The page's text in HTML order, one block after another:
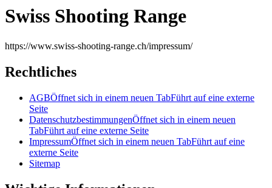
Swiss Shooting Range
https://www.swiss-shooting-range.ch/impressum/
Rechtliches
AGBÖffnet sich in einem neuen TabFührt auf eine externe
Seite
DatenschutzbestimmungenÖffnet sich in einem neuen
TabFührt auf eine externe Seite
ImpressumÖffnet sich in einem neuen TabFührt auf eine
externe Seite
Sitemap